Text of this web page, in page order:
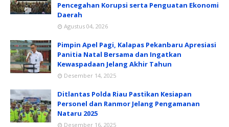
Pencegahan Korupsi serta Penguatan Ekonomi
Daerah
Agustus 04, 2026
Pimpin Apel Pagi, Kalapas Pekanbaru Apresiasi
Panitia Natal Bersama dan Ingatkan
Kewaspadaan Jelang Akhir Tahun
Desember 14, 2025
Ditlantas Polda Riau Pastikan Kesiapan
Personel dan Ranmor Jelang Pengamanan
Nataru 2025
Desember 16, 2025